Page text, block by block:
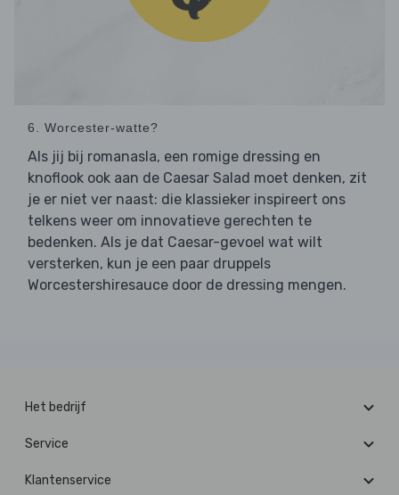
6. Worcester-watte?
Als jij bij romanasla, een romige dressing en
knoflook ook aan de Caesar Salad moet denken, zit
je er niet ver naast: die klassieker inspireert ons
telkens weer om innovatieve gerechten te
bedenken. Als je dat Caesar-gevoel wat wilt
versterken, kun je een paar druppels
Worcestershiresauce door de dressing mengen.
Het bedrijf
Service
Klantenservice